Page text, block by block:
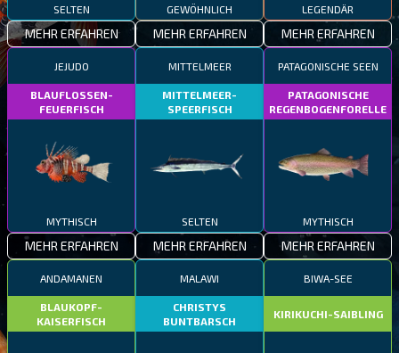
SELTEN
MEHR ERFAHREN
GEWÖHNLICH
MEHR ERFAHREN
LEGENDÄR
MEHR ERFAHREN
JEJUDO
BLAUFLOSSEN-
FEUERFISCH
MYTHISCH
MEHR ERFAHREN
MITTELMEER
MITTELMEER-
SPEERFISCH
SELTEN
MEHR ERFAHREN
PATAGONISCHE SEEN
PATAGONISCHE
REGENBOGENFORELLE
MYTHISCH
MEHR ERFAHREN
ANDAMANEN
BLAUKOPF-
KAISERFISCH
MALAWI
CHRISTYS
BUNTBARSCH
BIWA-SEE
KIRIKUCHI-SAIBLING